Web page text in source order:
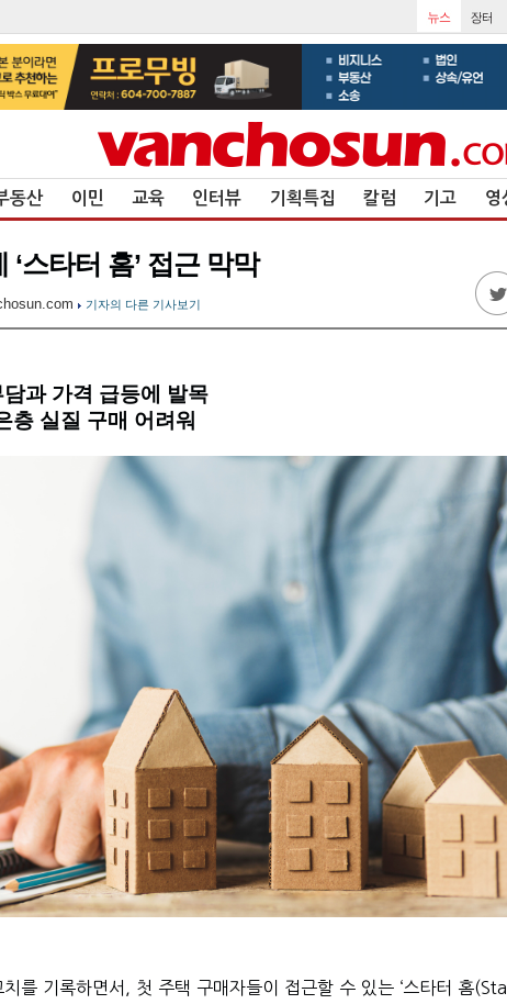
동산 이민 교육 인터뷰 기획특집 칼럼 기고 영
‘스타터 홈’ 접근 막막
기자의 다른 기사보기
과 가격 급등에 발목
층 실질 구매 어려워
를 기록하면서, 첫 주택 구매자들이 접근할 수 있는 ‘스타터 홈